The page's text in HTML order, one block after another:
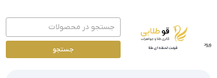
ورود
قیمت لحظه ای طلا جستجو